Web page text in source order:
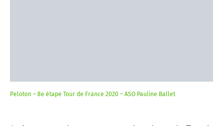
Peloton – 8e étape Tour de France 2020 – ASO Pauline Ballet